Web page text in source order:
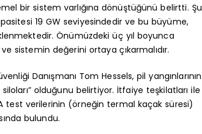
bir sistem varlığına dönüştüğünü belirtti. Şu
19 GW seviyesindedir ve bu büyüme,
Önümüzdeki üç yıl boyunca
sistemin değerini ortaya çıkarmalıdır.
Danışmanı Tom Hessels, pil yangınlarının
olduğunu belirtiyor. İtfaiye teşkilatları ile
test verilerinin (örneğin termal kaçak süresi)
bulundu.